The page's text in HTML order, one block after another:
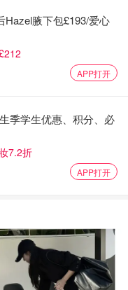
雨量最丰富的地区之
，因此去峰区徒步时
，云层和雾气也会影
腋下包£193/爱心
APP打开
季学生优惠、积分、必
7.2折
APP打开